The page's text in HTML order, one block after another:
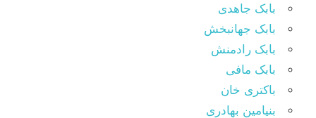
بابک جاهدی
بابک جهانبخش
بابک رادمنش
بابک مافی
باکتری خان
بنیامین بهادری